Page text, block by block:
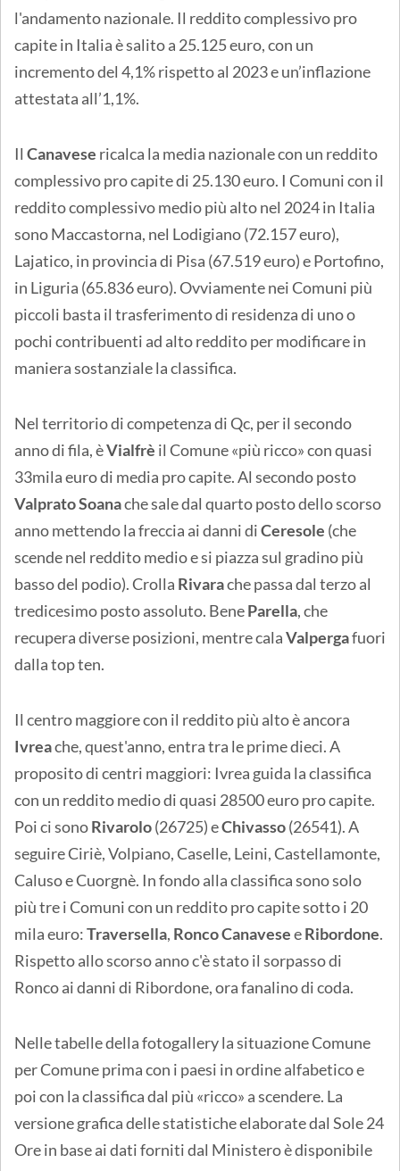
l'andamento nazionale. Il reddito complessivo pro
capite in Italia è salito a 25.125 euro, con un
incremento del 4,1% rispetto al 2023 e un’inflazione
attestata all’1,1%.
Il Canavese ricalca la media nazionale con un reddito
complessivo pro capite di 25.130 euro. I Comuni con il
reddito complessivo medio più alto nel 2024 in Italia
sono Maccastorna, nel Lodigiano (72.157 euro),
Lajatico, in provincia di Pisa (67.519 euro) e Portofino,
in Liguria (65.836 euro). Ovviamente nei Comuni più
piccoli basta il trasferimento di residenza di uno o
pochi contribuenti ad alto reddito per modificare in
maniera sostanziale la classifica.
Nel territorio di competenza di Qc, per il secondo
anno di fila, èVialfrè il Comune «più ricco» con quasi
33mila euro di media pro capite. Al secondo posto
Valprato Soanache sale dal quarto posto dello scorso
anno mettendo la freccia ai danni diCeresole (che
scende nel reddito medio e si piazza sul gradino più
basso del podio). Crolla Rivarache passa dal terzo al
tredicesimo posto assoluto. BeneParella, che
recupera diverse posizioni, mentre calaValpergafuori
dalla top ten.
Il centro maggiore con il reddito più alto è ancora
Ivreache, quest'anno, entra tra le prime dieci. A
proposito di centri maggiori: Ivrea guida la classifica
con un reddito medio di quasi 28500 euro pro capite.
Poi ci sonoRivarolo(26725) eChivasso(26541). A
seguire Ciriè, Volpiano, Caselle, Leini, Castellamonte,
Caluso e Cuorgnè. In fondo alla classifica sono solo
più tre i Comuni con un reddito pro capite sotto i 20
mila euro:Traversella, Ronco CanaveseeRibordone.
Rispetto allo scorso anno c'è stato il sorpasso di
Ronco ai danni di Ribordone, ora fanalino di coda.
Nelle tabelle della fotogallery la situazione Comune
per Comune prima con i paesi in ordine alfabetico e
poi con la classifica dal più «ricco» a scendere. La
versione grafica delle statistiche elaborate dal Sole 24
Ore in base ai dati forniti dal Ministero è disponibile